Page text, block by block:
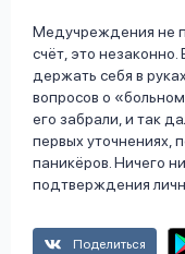
Медучреждения не
счёт, это незаконно.
держать себя в
вопросов о
его забрали, и так
первых уточнениях,
паникёров. Ничего
подтверждения
Поделиться